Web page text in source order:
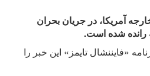
آمریکا، در جریان بحران
رانده شده است.
«فایننشال تایمز» این خبر را